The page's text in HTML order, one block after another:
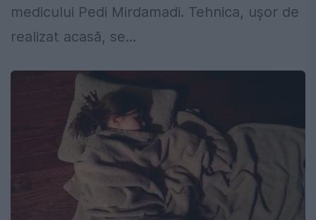
medicului Pedi Mirdamadi. Tehnica, ușor de
realizat acasă, se...